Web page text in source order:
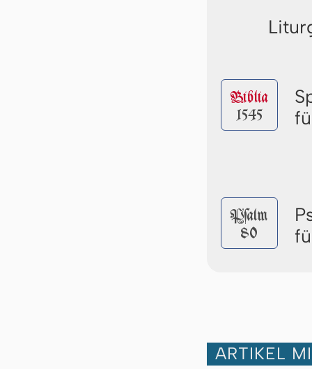
Biblia
1545
Pſalm
80
ARTIKEL